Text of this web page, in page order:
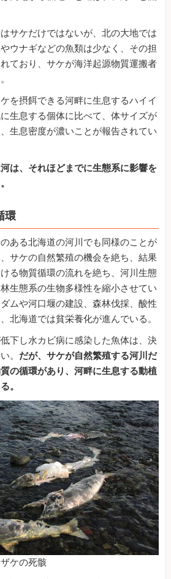
サケだけではないが、北の大地では
ウナギなどの魚類は少なく、その担
ており、サケが海洋起源物質運搬者
を摂餌できる河畔に生息するハイイ
生息する個体に比べて、体サイズが
生息密度が濃いことが報告されてい
は、それほどまでに生態系に影響を
環
ある北海道の河川でも同様のことが
サケの自然繁殖の機会を絶ち、結果
る物質循環の流れを絶ち、河川生態
生態系の生物多様性を縮小させてい
ムや河口堰の建設、森林伐採、酸性
北海道では貧栄養化が進んでいる。
下し水カビ病に感染した魚体は、決
。 だが、サケが自然繁殖する河川だ
の循環があり、河畔に生息する動植
。
ケの死骸